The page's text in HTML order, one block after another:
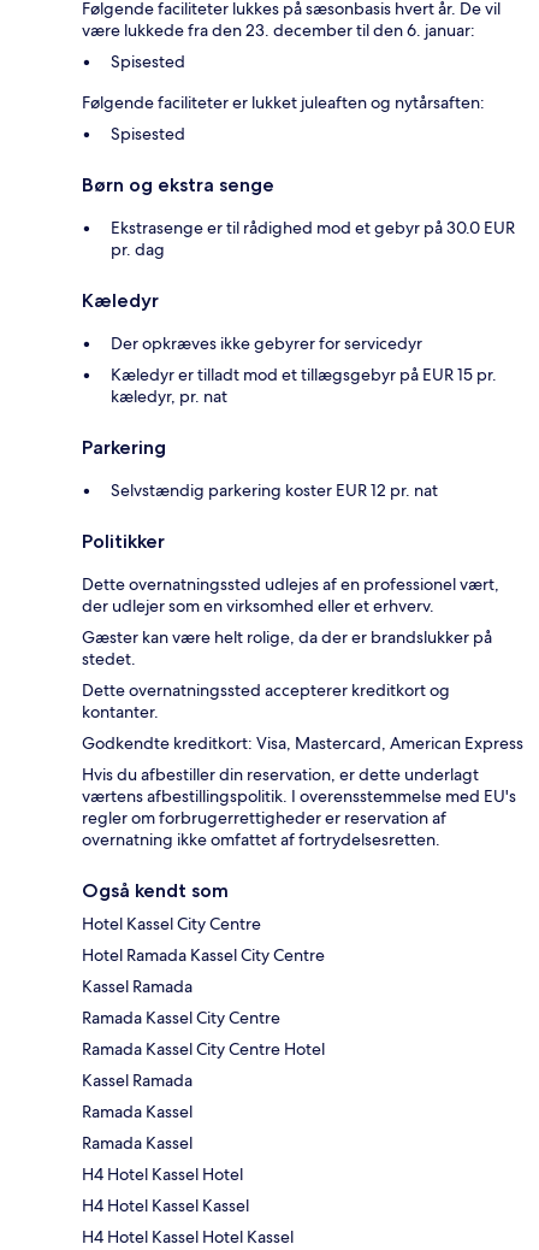
Følgende faciliteter lukkes på sæsonbasis hvert år. De vil
være lukkede fra den 23. december til den 6. januar:
Spisested
Følgende faciliteter er lukket juleaften og nytårsaften:
Spisested
Børn og ekstra senge
Ekstrasenge er til rådighed mod et gebyr på 30.0 EUR
pr. dag
Kæledyr
Der opkræves ikke gebyrer for servicedyr
Kæledyr er tilladt mod et tillægsgebyr på EUR 15 pr.
kæledyr, pr. nat
Parkering
Selvstændig parkering koster EUR 12 pr. nat
Politikker
Dette overnatningssted udlejes af en professionel vært,
der udlejer som en virksomhed eller et erhverv.
Gæster kan være helt rolige, da der er brandslukker på
stedet.
Dette overnatningssted accepterer kreditkort og
kontanter.
Godkendte kreditkort: Visa, Mastercard, American Express
Hvis du afbestiller din reservation, er dette underlagt
værtens afbestillingspolitik. I overensstemmelse med EU's
regler om forbrugerrettigheder er reservation af
overnatning ikke omfattet af fortrydelsesretten.
Også kendt som
Hotel Kassel City Centre
Hotel Ramada Kassel City Centre
Kassel Ramada
Ramada Kassel City Centre
Ramada Kassel City Centre Hotel
Kassel Ramada
Ramada Kassel
Ramada Kassel
H4 Hotel Kassel Hotel
H4 Hotel Kassel Kassel
H4 Hotel Kassel Hotel Kassel